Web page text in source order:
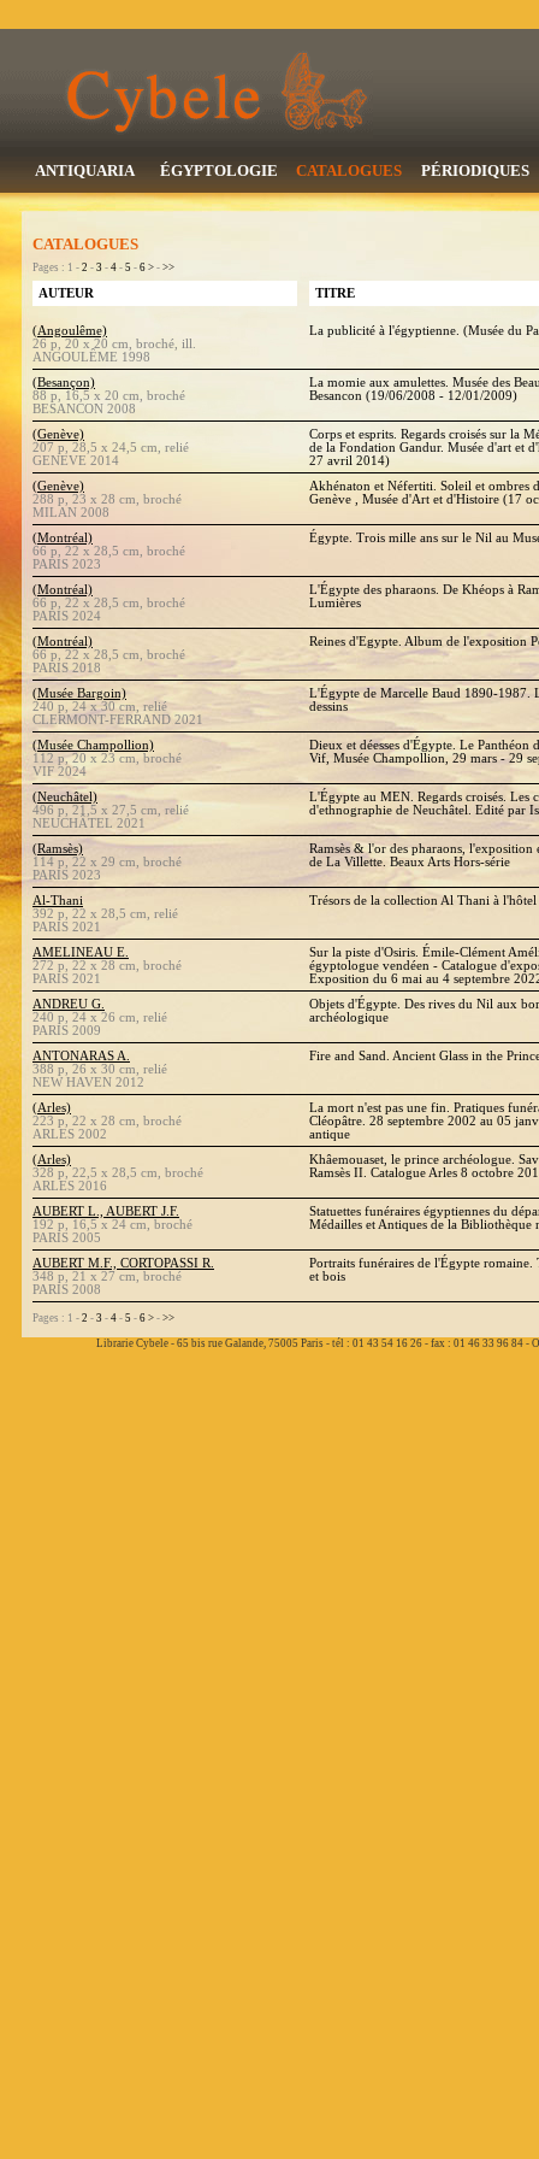
ANTIQUARIA ÉGYPTOLOGIE CATALOGUES PÉRIODIQUES
CATALOGUES
Pages : 1 - 2 - 3 - 4 - 5 - 6 > - >>
AUTEUR TITRE
(Angoulême)
26 p, 20 x 20 cm, broché, ill.
ANGOULÊME 1998
La publicité à l'égyptienne. (Musée du
(Besançon)
88 p, 16,5 x 20 cm, broché
BESANCON 2008
La momie aux amulettes. Musée des
Besancon (19/06/2008 - 12/01/2009)
(Genève)
207 p, 28,5 x 24,5 cm, relié
GENEVE 2014
Corps et esprits. Regards croisés sur la
de la Fondation Gandur. Musée d'art et
27 avril 2014)
(Genève)
288 p, 23 x 28 cm, broché
MILAN 2008
Akhénaton et Néfertiti. Soleil et ombres
Genève , Musée d'Art et d'Histoire (17
(Montréal)
66 p, 22 x 28,5 cm, broché
PARIS 2023
Égypte. Trois mille ans sur le Nil au
(Montréal)
66 p, 22 x 28,5 cm, broché
PARIS 2024
L'Égypte des pharaons. De Khéops à
Lumières
(Montréal)
66 p, 22 x 28,5 cm, broché
PARIS 2018
Reines d'Egypte. Album de l'exposition
(Musée Bargoin)
240 p, 24 x 30 cm, relié
CLERMONT-FERRAND 2021
L'Égypte de Marcelle Baud 1890-1987.
dessins
(Musée Champollion)
112 p, 20 x 23 cm, broché
VIF 2024
Dieux et déesses d'Égypte. Le
Vif, Musée Champollion, 29 mars - 29
(Neuchâtel)
496 p, 21,5 x 27,5 cm, relié
NEUCHÂTEL 2021
L'Égypte au MEN. Regards croisés. Les
d'ethnographie de Neuchâtel. Edité par
(Ramsès)
114 p, 22 x 29 cm, broché
PARIS 2023
Ramsès & l'or des pharaons, l'exposition
de La Villette. Beaux Arts Hors-série
Al-Thani
392 p, 22 x 28,5 cm, relié
PARIS 2021
Trésors de la collection Al Thani à
AMELINEAU E.
272 p, 22 x 28 cm, broché
PARIS 2021
Sur la piste d'Osiris. Émile-Clément
égyptologue vendéen - Catalogue
Exposition du 6 mai au 4 septembre
ANDREU G.
240 p, 24 x 26 cm, relié
PARIS 2009
Objets d'Égypte. Des rives du Nil aux
archéologique
ANTONARAS A.
388 p, 26 x 30 cm, relié
NEW HAVEN 2012
Fire and Sand. Ancient Glass in the
(Arles)
223 p, 22 x 28 cm, broché
ARLES 2002
La mort n'est pas une fin. Pratiques
Cléopâtre. 28 septembre 2002 au 05
antique
(Arles)
328 p, 22,5 x 28,5 cm, broché
ARLES 2016
Khâemouaset, le prince archéologue.
Ramsès II. Catalogue Arles 8 octobre
AUBERT L., AUBERT J.F.
192 p, 16,5 x 24 cm, broché
PARIS 2005
Statuettes funéraires égyptiennes du
Médailles et Antiques de la Bibliothèque
AUBERT M.F., CORTOPASSI R.
348 p, 21 x 27 cm, broché
PARIS 2008
Portraits funéraires de l'Égypte romaine.
et bois
Pages : 1 - 2 - 3 - 4 - 5 - 6 > - >>
Librarie Cybele - 65 bis rue Galande, 75005 Paris - tél : 01 43 54 16 26 - fax : 01 46 33 96 84